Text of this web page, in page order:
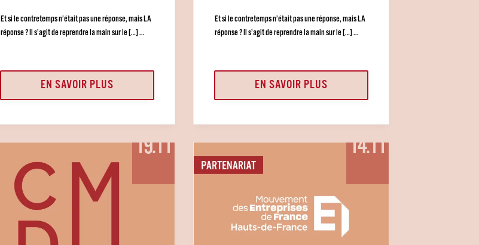
Et si le contretemps n’était pas une réponse, mais LA
réponse ? Il s’agit de reprendre la main sur le […] ...
EN SAVOIR PLUS
Et si le contretemps n’était pas une réponse, mais LA
réponse ? Il s’agit de reprendre la main sur le […] ...
EN SAVOIR PLUS
19.11 14.11